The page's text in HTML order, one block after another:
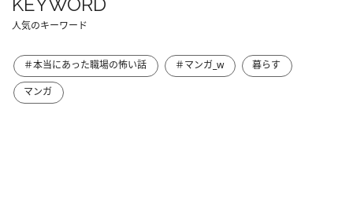
人気のキーワード
＃本当にあった職場の怖い話 ＃マンガ_w
暮らす
マンガ